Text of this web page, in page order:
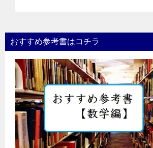
おすすめ参考書はコチラ